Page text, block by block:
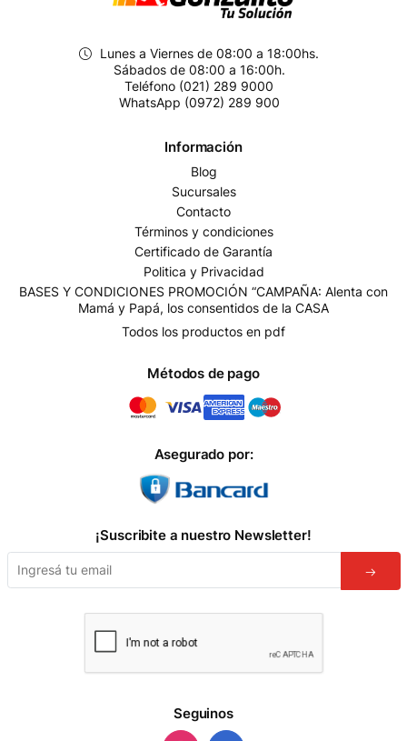
Lunes a Viernes de 08:00 a 18:00hs.
Sábados de 08:00 a 16:00h.
Teléfono (021) 289 9000
WhatsApp (0972) 289 900
Información
Blog
Sucursales
Contacto
Términos y condiciones
Certificado de Garantía
Politica y Privacidad
BASES Y CONDICIONES PROMOCIÓN “CAMPAÑA: Alenta con
Mamá y Papá, los consentidos de la CASA
Todos los productos en pdf
Métodos de pago
Asegurado por:
¡Suscribite a nuestro Newsletter!
Seguinos